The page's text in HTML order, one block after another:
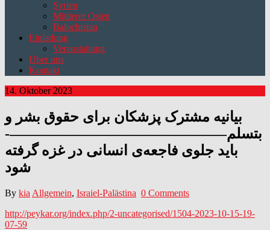
Syrien
Mittlerer Osten
Balochistan
Einladung
Veranstaltung
Über uns
Kontakt
14. Oktober 2023
بیانیه مشترک پزشکان برای حقوق بشر و
بتسلم———————————————-
باید جلوی فاجعه‌ی انسانی در غزه گرفته
شود
By kia Allgemein, Israiel-Palästina 0 Comments
http://peykar.org/index.php/2-uncategorised/1504-2023-10-15-19-
07-59